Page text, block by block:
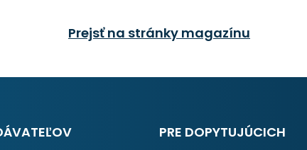
Prejsť na stránky magazínu
PRE DOPYTUJÚCICH